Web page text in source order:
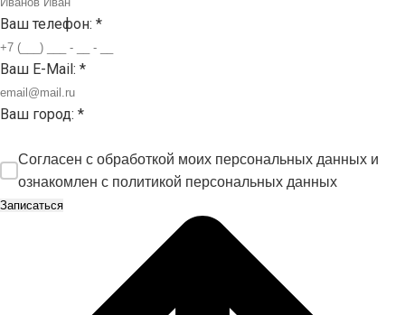
Ваш телефон: *
Ваш E-Mail: *
Ваш город: *
Согласен с обработкой моих персональных данных и
ознакомлен с политикой персональных данных